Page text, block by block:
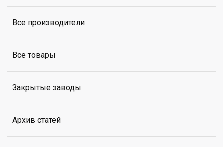
Все производители
Все товары
Закрытые заводы
Архив статей